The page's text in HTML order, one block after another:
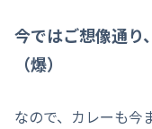
今ではご想像通り
（爆）
なので、カレーも今